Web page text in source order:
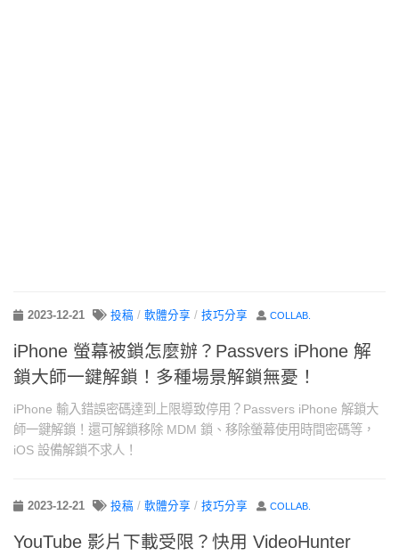
2023-12-21 投稿 / 軟體分享 / 技巧分享 COLLAB.
iPhone 螢幕被鎖怎麼辦？Passvers iPhone 解
鎖大師一鍵解鎖！多種場景解鎖無憂！
iPhone 輸入錯誤密碼達到上限導致停用？Passvers iPhone 解鎖大
師一鍵解鎖！還可解鎖移除 MDM 鎖、移除螢幕使用時間密碼等，
iOS 設備解鎖不求人！
2023-12-21 投稿 / 軟體分享 / 技巧分享 COLLAB.
YouTube 影片下載受限？快用 VideoHunter